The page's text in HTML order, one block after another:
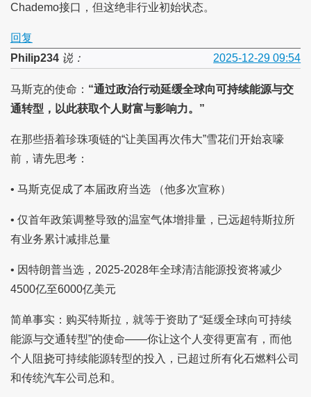
Chademo接口，但这绝非行业初始状态。
回复
Philip234说： 2025-12-29 09:54
马斯克的使命： “通过政治行动延缓全球向可持续能源与交
通转型，以此获取个人财富与影响力。”
在那些捂着珍珠项链的“让美国再次伟大”雪花们开始哀嚎
前，请先思考：
• 马斯克促成了本届政府当选 （他多次宣称）
• 仅首年政策调整导致的温室气体增排量，已远超特斯拉所
有业务累计减排总量
• 因特朗普当选，2025-2028年全球清洁能源投资将减少
4500亿至6000亿美元
简单事实：购买特斯拉，就等于资助了“延缓全球向可持续
能源与交通转型”的使命——你让这个人变得更富有，而他
个人阻挠可持续能源转型的投入，已超过所有化石燃料公司
和传统汽车公司总和。